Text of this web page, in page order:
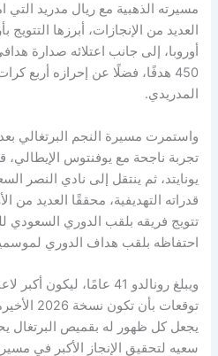
مسيرته الذهبية مع ريال مدريد
العديد من الإنجازات، أبرزها
أوروبا، إلى جانب اعتلائه صدارة
450 هدفًا، فضلًا عن إحرازه أربع
المدريدي.
واستمرت مسيرة النجم البرتغالي
تجربة ناجحة مع يوفنتوس الإيطالي،
يونايتد، ثم ينتقل إلى نادي النصر
قدراته التهديفية، محققًا العديد من
تتويج فريقه بلقب الدوري السعودي
احتفاظه بلقب هداف الدوري
ويبلغ رونالدو 41 عامًا،
توقعات
يجعل كل ظهور له بقميص
سعيه لتحقيق الإنجاز الأكبر في